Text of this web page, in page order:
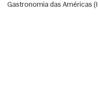
Gastronomia das Américas